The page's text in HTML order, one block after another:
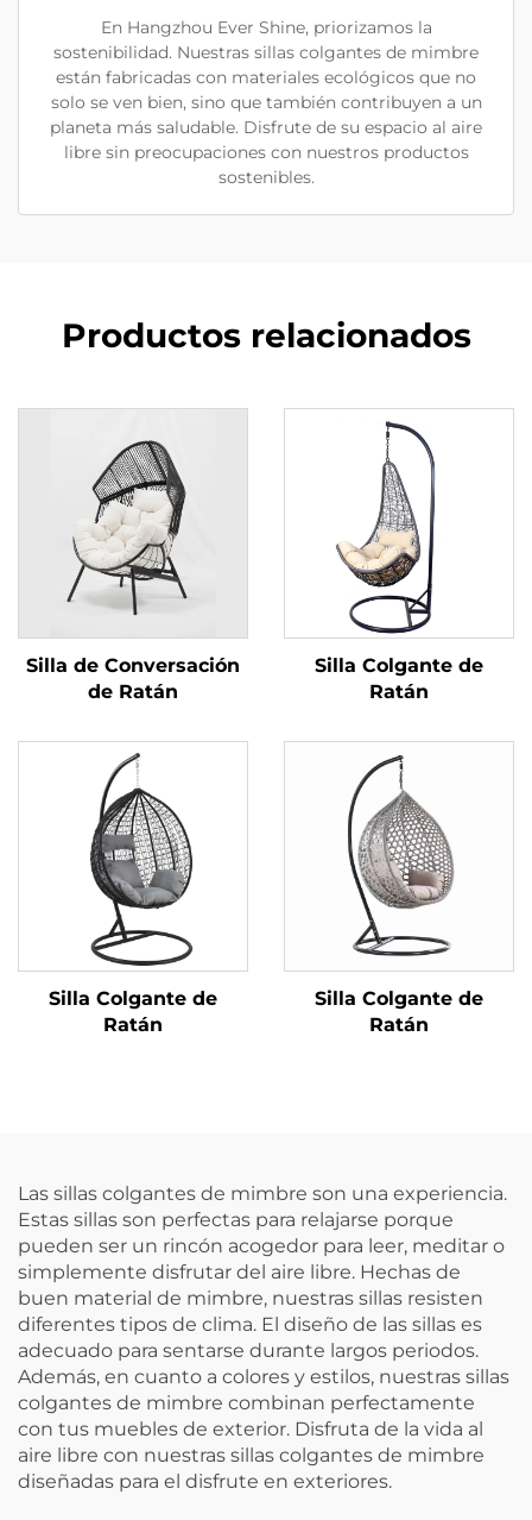
En Hangzhou Ever Shine, priorizamos la
sostenibilidad. Nuestras sillas colgantes de mimbre
están fabricadas con materiales ecológicos que no
solo se ven bien, sino que también contribuyen a un
planeta más saludable. Disfrute de su espacio al aire
libre sin preocupaciones con nuestros productos
sostenibles.
Productos relacionados
Silla de Conversación
de Ratán
Silla Colgante de
Ratán
Silla Colgante de
Ratán
Silla Colgante de
Ratán
Las sillas colgantes de mimbre son una experiencia.
Estas sillas son perfectas para relajarse porque
pueden ser un rincón acogedor para leer, meditar o
simplemente disfrutar del aire libre. Hechas de
buen material de mimbre, nuestras sillas resisten
diferentes tipos de clima. El diseño de las sillas es
adecuado para sentarse durante largos periodos.
Además, en cuanto a colores y estilos, nuestras sillas
colgantes de mimbre combinan perfectamente
con tus muebles de exterior. Disfruta de la vida al
aire libre con nuestras sillas colgantes de mimbre
diseñadas para el disfrute en exteriores.